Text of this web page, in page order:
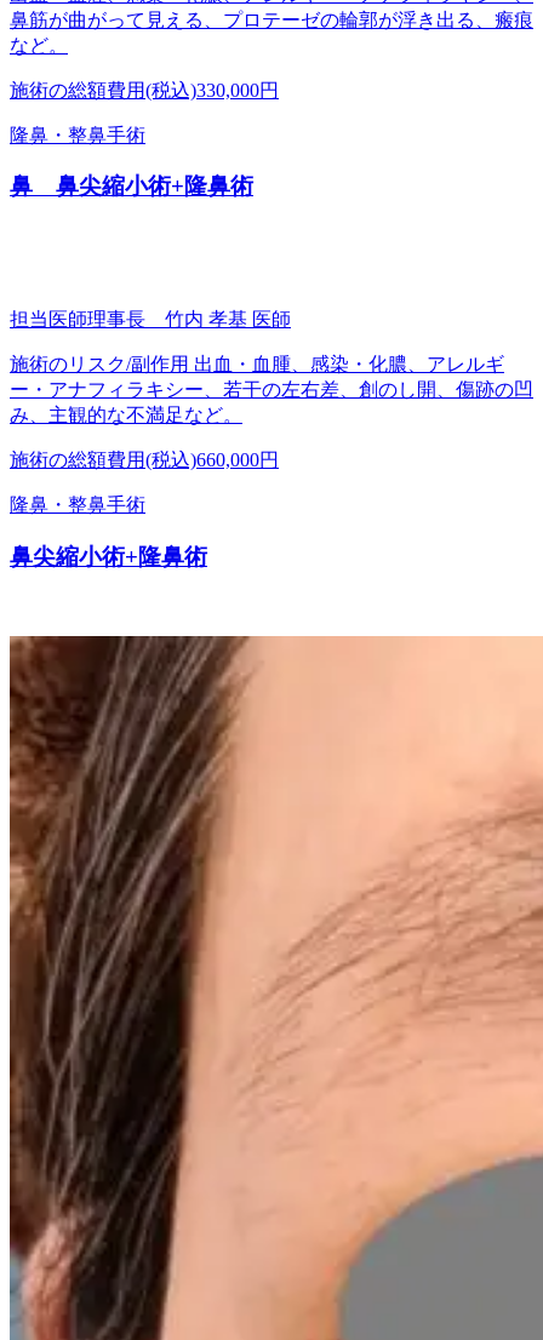
鼻筋が曲がって見える、プロテーゼの輪郭が浮き出る、瘢痕
など。
施術の総額費用(税込)330,000円
隆鼻・整鼻手術
鼻 鼻尖縮小術+隆鼻術
担当医師理事長 竹内 孝基 医師
施術のリスク/副作用 出血・血腫、感染・化膿、アレルギ
ー・アナフィラキシー、若干の左右差、創のし開、傷跡の凹
み、主観的な不満足など。
施術の総額費用(税込)660,000円
隆鼻・整鼻手術
鼻尖縮小術+隆鼻術